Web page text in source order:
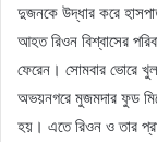
দুজনকে উদ্ধার করে
আহত রিওন বিশ্বাসের
ফেরেন। সোমবার ভোরে
অভয়নগরে মুজমদার ফুড
হয়। এতে রিওন ও তার